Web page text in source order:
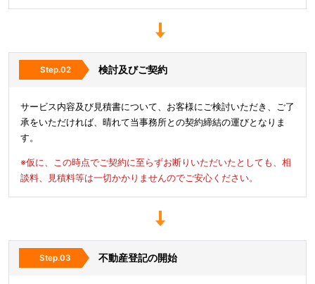
検討及びご契約
サービス内容及び見積書について、お客様にご検討いただき、ご了
承をいただければ、晴れて当事務所との契約締結の運びとなりま
す。
※仮に、この時点でご契約に至らずお断りいただいたとしても、相
談料、見積料等は一切かかりませんのでご安心ください。
不動産登記の開始